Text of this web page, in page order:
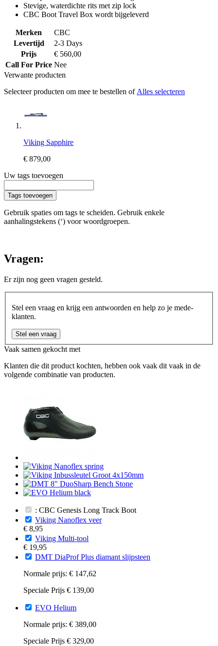
Stevige, waterdichte rits met zip lock
CBC Boot Travel Box wordt bijgeleverd
Merken
CBC
Levertijd
2-3 Days
Prijs
€ 560,00
Call For Price Nee
Verwante producten
Selecteer producten om mee te bestellen of Alles selecteren
Viking Sapphire
€ 879,00
Uw tags toevoegen
Tags toevoegen
Gebruik spaties om tags te scheiden. Gebruik enkele
aanhalingstekens (‘) voor woordgroepen.
Vragen:
Er zijn nog geen vragen gesteld.
Stel een vraag en krijg een antwoorden en help zo je mede-
klanten.
Stel een vraag
Vaak samen gekocht met
Klanten die dit product kochten, hebben ook vaak dit vaak in de
volgende combinatie van producten.
: CBC Genesis Long Track Boot
Viking Nanoflex veer
€ 8,95
Viking Multi-tool
€ 19,95
DMT DiaProf Plus diamant slijpsteen
Normale prijs: € 147,62
Speciale Prijs € 139,00
EVO Helium
Normale prijs: € 389,00
Speciale Prijs € 329,00